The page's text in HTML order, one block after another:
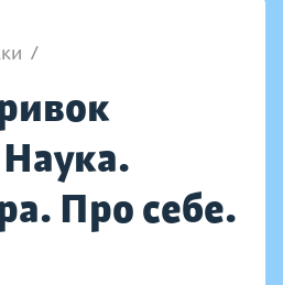
/
Про себе.